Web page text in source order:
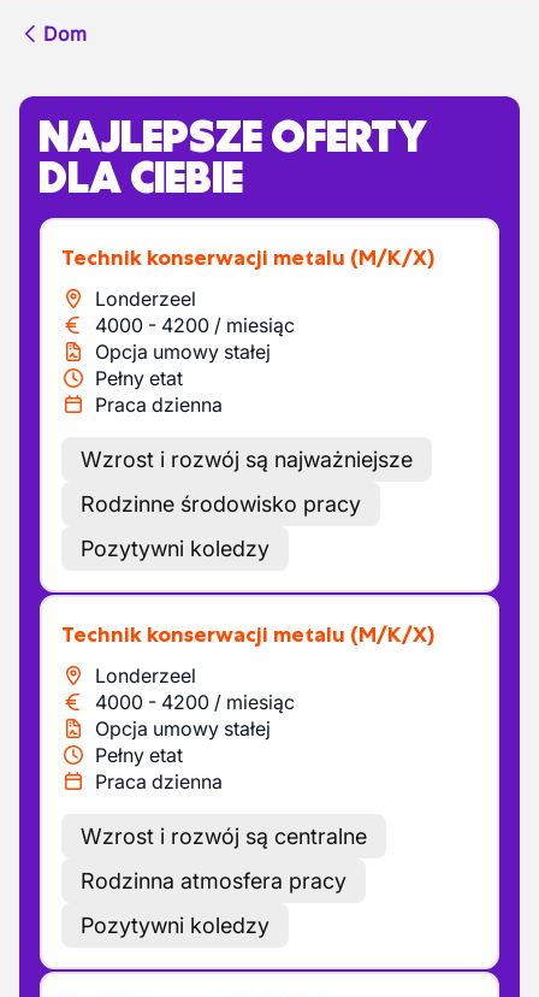
Dom
NAJLEPSZE OFERTY
DLA CIEBIE
Technik konserwacji metalu (M/K/X)
Londerzeel
4000 - 4200 / miesiąc
Opcja umowy stałej
Pełny etat
Praca dzienna
Wzrost i rozwój są najważniejsze
Rodzinne środowisko pracy
Pozytywni koledzy
Technik konserwacji metalu (M/K/X)
Londerzeel
4000 - 4200 / miesiąc
Opcja umowy stałej
Pełny etat
Praca dzienna
Wzrost i rozwój są centralne
Rodzinna atmosfera pracy
Pozytywni koledzy